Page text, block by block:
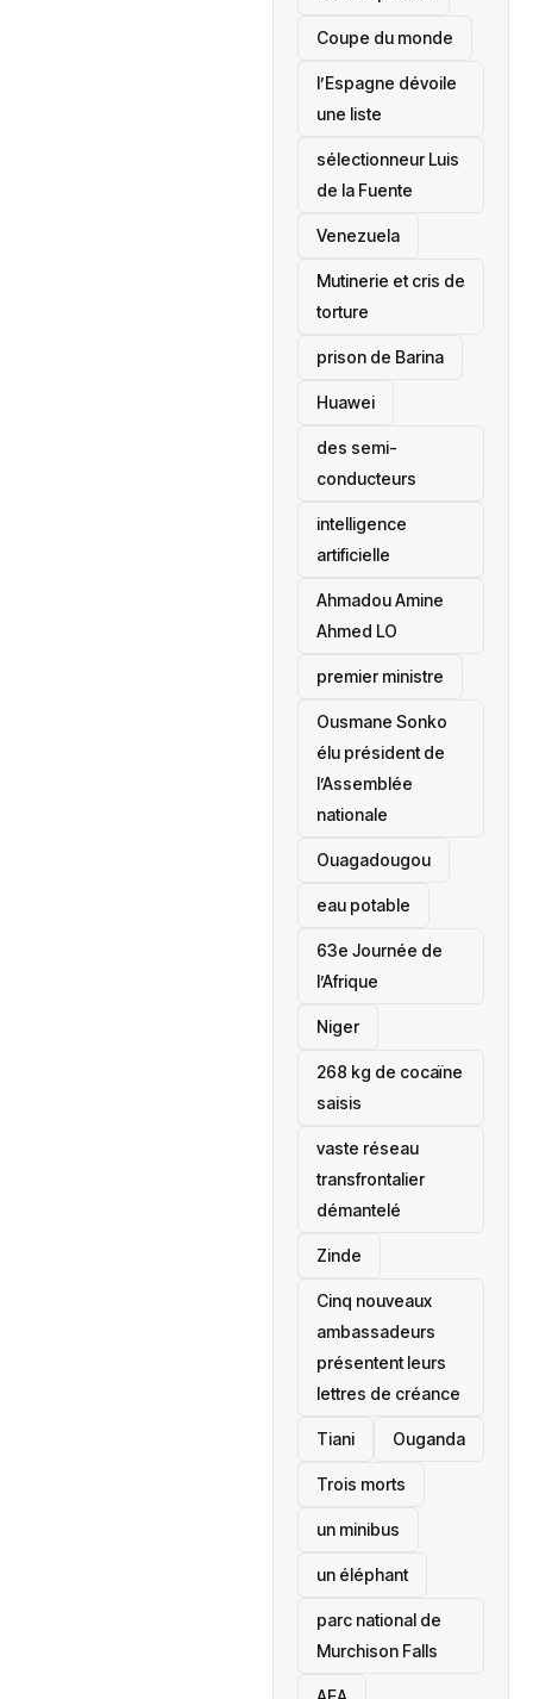
‎Coupe du monde
l’Espagne dévoile
une liste
sélectionneur Luis
de la Fuente
‎Venezuela
Mutinerie et cris de
torture
prison de Barina
Huawei
des semi-
conducteurs
intelligence
artificielle
Ahmadou Amine
Ahmed LO
premier ministre
Ousmane Sonko
élu président de
l’Assemblée
nationale
‎Ouagadougou
eau potable
63e Journée de
l’Afrique
‎Niger
268 kg de cocaïne
saisis
vaste réseau
transfrontalier
démantelé
Zinde
Cinq nouveaux
ambassadeurs
présentent leurs
lettres de créance
Tiani ‎Ouganda
Trois morts
un minibus
un éléphant
parc national de
Murchison Falls